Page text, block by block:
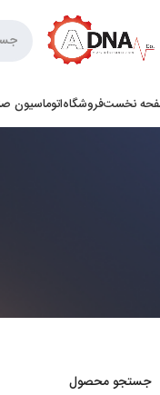
نخستفروشگاهاتوماسیون
جستجو محصول